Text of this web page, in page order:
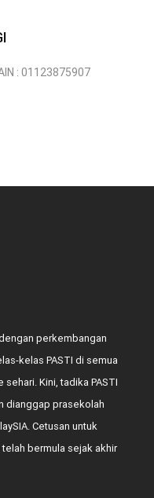
: 01123875907
perkembangan
kelas PASTI di semua
Kini, tadika PASTI
dianggap prasekolah
Cetusan untuk
bermula sejak akhir